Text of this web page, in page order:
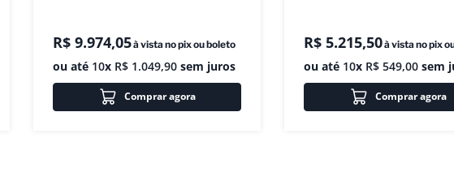
R$ 9.974,05à vista no pix ou boleto
ou até 10x R$ 1.049,90sem juros
Comprar agora
R$ 5.215,50à vista no pix
ou até 10x R$ 549,00sem
Comprar agora